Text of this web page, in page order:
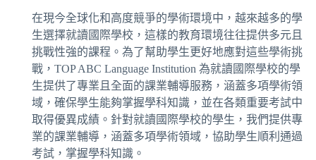
在現今全球化和高度競爭的學術環境中，越來越多的學
生選擇就讀國際學校，這樣的教育環境往往提供多元且
挑戰性強的課程。為了幫助學生更好地應對這些學術挑
戰，TOP ABC Language Institution 為就讀國際學校的學
生提供了專業且全面的課業輔導服務，涵蓋多項學術領
域，確保學生能夠掌握學科知識，並在各類重要考試中
取得優異成績。針對就讀國際學校的學生，我們提供專
業的課業輔導，涵蓋多項學術領域，協助學生順利通過
考試，掌握學科知識。